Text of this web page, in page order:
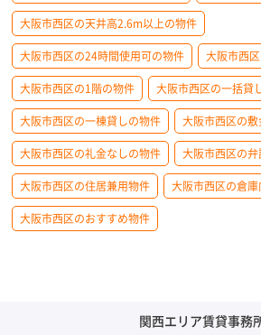
大阪市西区の天井高2.6m以上の物件
大阪市西区の24時間使用可の物件 大阪市西
大阪市西区の1階の物件 大阪市西区の一括貸
大阪市西区の一棟貸しの物件 大阪市西区の
大阪市西区の礼金なしの物件 大阪市西区の
大阪市西区の住居兼用物件 大阪市西区の倉
大阪市西区のおすすめ物件
関西エリア賃貸事務